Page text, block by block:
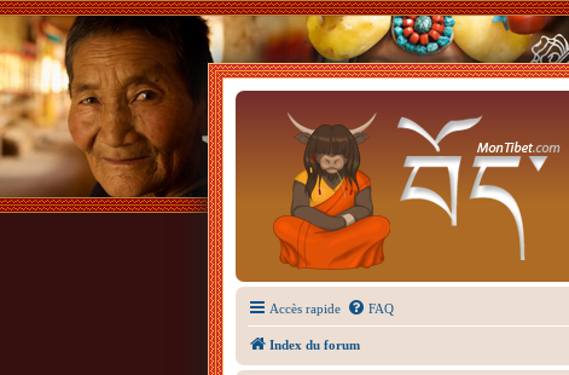
Accès rapide FAQ
Index du forum